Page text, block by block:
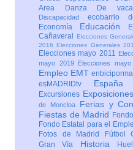
Area
Danza De
Discapacidad ecobarrio
Economía Educación
Cañaveral
Elecciones
2016 Elecciones Generales
Elecciones mayo 2011
mayo 2019
Elecciones
Empleo EMT
esMADRIDtv
Excursiones
de Moncloa
Ferias y
Fiestas de Madrid
Fondo Estatal para el
Fotos de Madrid
Fútbol
Gran Vía Historia